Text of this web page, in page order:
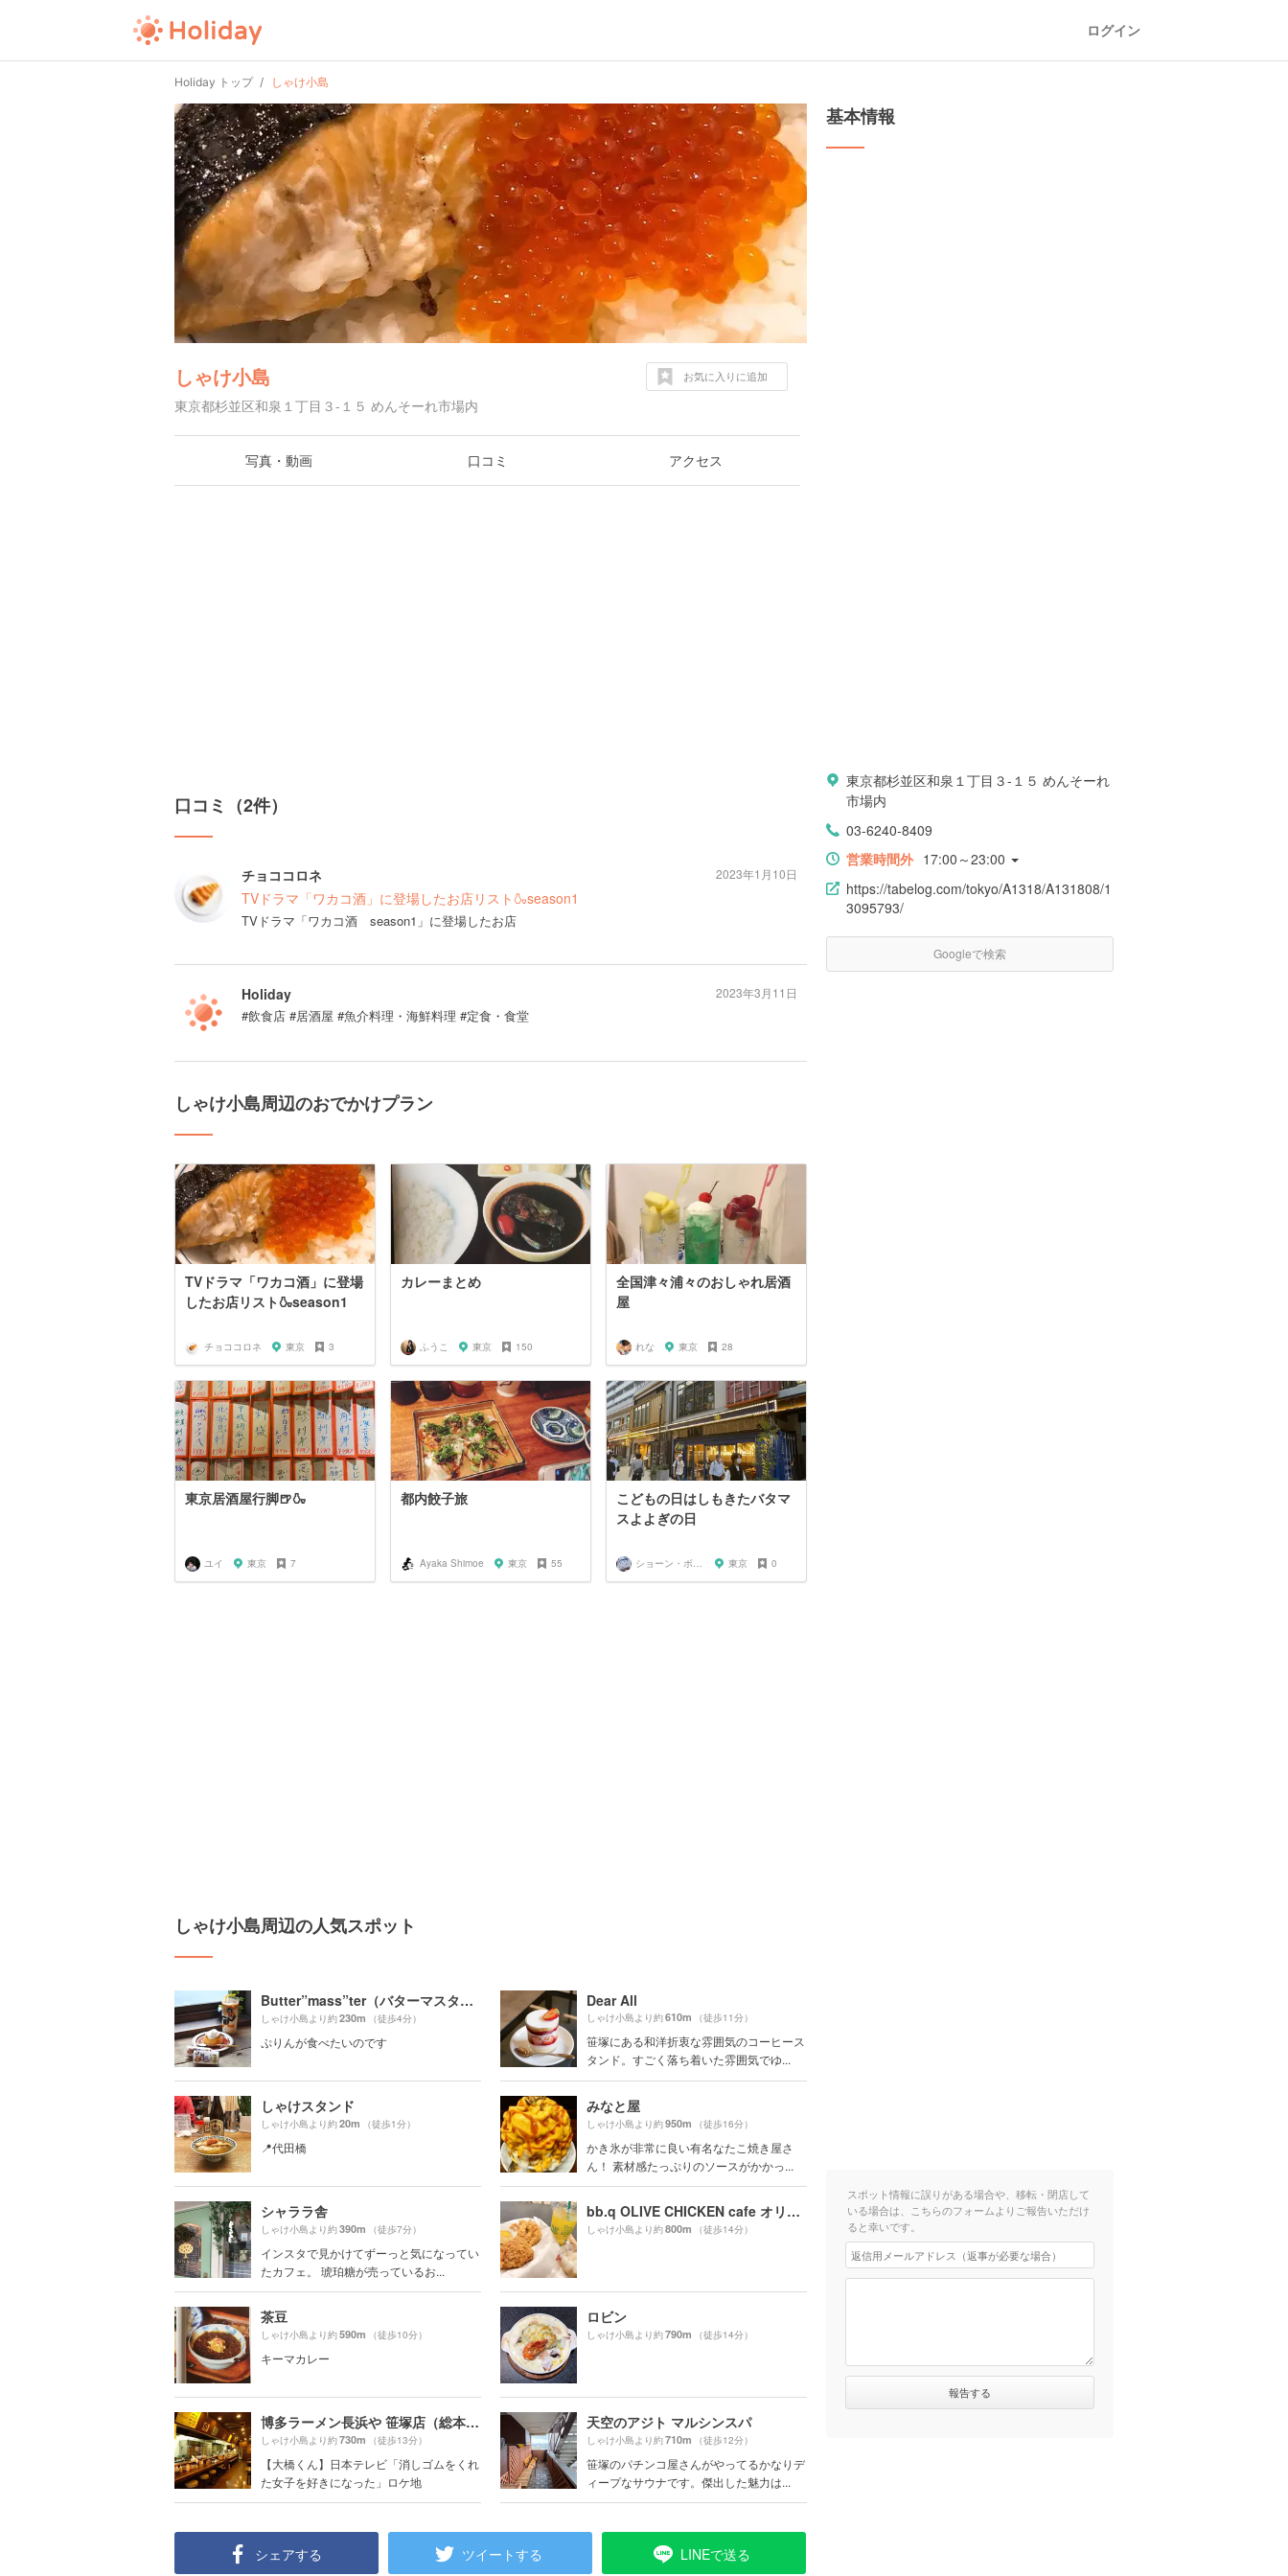
ログイン
Holiday トップ しゃけ小島
しゃけ小島
東京都杉並区和泉１丁目３-１５ めんそーれ市場内
お気に入りに追加
写真・動画 口コミ アクセス
口コミ（2件）
チョココロネ
TVドラマ「ワカコ酒」に登場したお店リスト🍶season1
TVドラマ「ワカコ酒 season1」に登場したお店
2023年1月10日
Holiday
#飲食店 #居酒屋 #魚介料理・海鮮料理 #定食・食堂
2023年3月11日
しゃけ小島周辺のおでかけプラン
TVドラマ「ワカコ酒」に登場
したお店リスト🍶season1
チョココロネ 東京 3
カレーまとめ
ふうこ 東京 150
全国津々浦々のおしゃれ居酒
屋
れな 東京 28
東京居酒屋行脚🍺🍶
ユイ 東京 7
都内餃子旅
Ayaka Shimoe 東京 55
こどもの日はしもきたバタマ
スよよぎの日
ショーン・ボーリー 東京 0
しゃけ小島周辺の人気スポット
Butter”mass”ter（バターマスター）
しゃけ小島より約230m （徒歩4分）
ぷりんが食べたいのです
Dear All
しゃけ小島より約610m （徒歩11分）
笹塚にある和洋折衷な雰囲気のコーヒース
タンド。すごく落ち着いた雰囲気でゆ...
しゃけスタンド
しゃけ小島より約20m （徒歩1分）
📍代田橋
みなと屋
しゃけ小島より約950m （徒歩16分）
かき氷が非常に良い有名なたこ焼き屋さ
ん！ 素材感たっぷりのソースがかかっ...
シャララ舎
しゃけ小島より約390m （徒歩7分）
インスタで見かけてずーっと気になってい
たカフェ。 琥珀糖が売っているお...
bb.q OLIVE CHICKEN cafe オリーブチキンカフェ
しゃけ小島より約800m （徒歩14分）
茶豆
しゃけ小島より約590m （徒歩10分）
キーマカレー
ロビン
しゃけ小島より約790m （徒歩14分）
博多ラーメン長浜や 笹塚店（総本店)
しゃけ小島より約730m （徒歩13分）
【大橋くん】日本テレビ「消しゴムをくれ
た女子を好きになった」ロケ地
天空のアジト マルシンスパ
しゃけ小島より約710m （徒歩12分）
笹塚のパチンコ屋さんがやってるかなりデ
ィープなサウナです。傑出した魅力は...
シェアする ツイートする LINEで送る
基本情報
東京都杉並区和泉１丁目３-１５ めんそーれ
市場内
03-6240-8409
営業時間外 17:00～23:00
https://tabelog.com/tokyo/A1318/A131808/1
3095793/
Googleで検索
スポット情報に誤りがある場合や、移転・閉店して
いる場合は、こちらのフォームよりご報告いただけ
ると幸いです。